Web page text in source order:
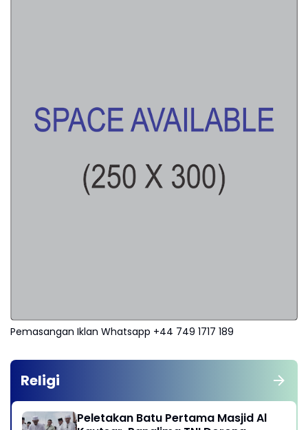
Pemasangan Iklan Whatsapp +44 749 1717 189
Religi
Peletakan Batu Pertama Masjid Al